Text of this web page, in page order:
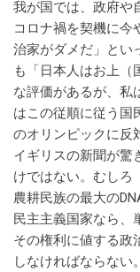
我が国では、政府や
コロナ禍を契機に今
治家がダメだ」とい
も「日本人はお上（
な評価があるが、私
はこの従順に従う国
のオリンピックに反
イギリスの新聞が驚
けではない。むしろ
農耕民族の最大の
民主主義国家なら、
その権利に値する政
しなければならない